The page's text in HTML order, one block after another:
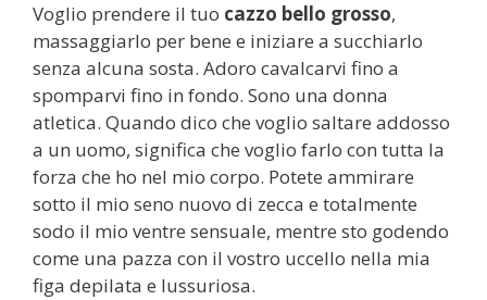
Voglio prendere il tuo cazzo bello grosso,
massaggiarlo per bene e iniziare a succhiarlo
senza alcuna sosta. Adoro cavalcarvi fino a
spomparvi fino in fondo. Sono una donna
atletica. Quando dico che voglio saltare addosso
a un uomo, significa che voglio farlo con tutta la
forza che ho nel mio corpo. Potete ammirare
sotto il mio seno nuovo di zecca e totalmente
sodo il mio ventre sensuale, mentre sto godendo
come una pazza con il vostro uccello nella mia
figa depilata e lussuriosa.